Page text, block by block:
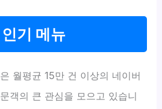
기 메뉴
월평균 15만 건 이상의 네이버
객의 큰 관심을 모으고 있습니